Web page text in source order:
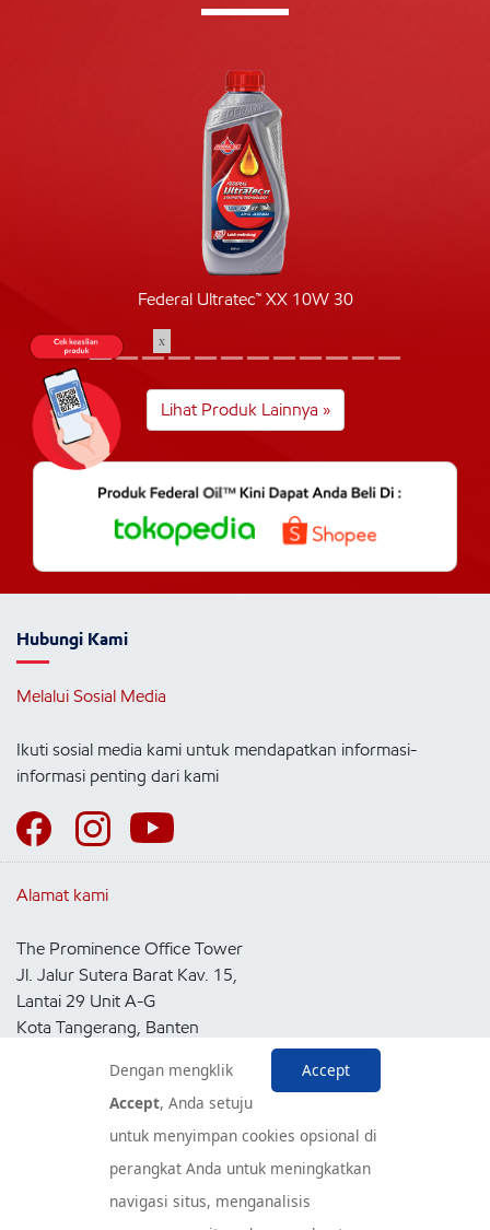
Federal Ultratec™ XX 10W 30
Lihat Produk Lainnya »
Hubungi Kami
Melalui Sosial Media
Ikuti sosial media kami untuk mendapatkan informasi-
informasi penting dari kami
Alamat kami
The Prominence Office Tower
Jl. Jalur Sutera Barat Kav. 15,
Lantai 29 Unit A-G
Kota Tangerang, Banten
Pusat Layanan Konsumen
x
Accept
Dengan mengklik
Accept, Anda setuju
untuk menyimpan cookies opsional di
perangkat Anda untuk meningkatkan
navigasi situs, menganalisis